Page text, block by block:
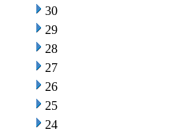
30
29
28
27
26
25
24